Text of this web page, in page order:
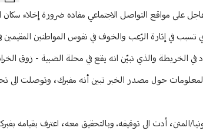
الداخلي، في بيان، أنّه "بتاريخ 16-10-2024، تم تداول خبر عاجل على مواقع التواصل الاجتماعي مفاده ضرورة إخلاء
في إثارة الرّعب والخوف في نفوس المواطنين المقيمين
في الخريطة والذي تبيّن انه يقع في محلة الضبية - زوق
حول مصدر الخبر تبين أنه مفبرك، وتوصلت الى
محلة بولونيا/المتن، أدت الى توقيفه. وبالتحقيق معه، اعترف بقيامه